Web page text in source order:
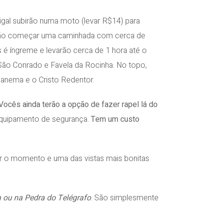
subirão numa moto (levar R$14) para
começar uma caminhada com cerca de
íngreme e levarão cerca de 1 hora até o
Conrado e Favela da Rocinha. No topo,
e o Cristo Redentor.
ainda terão a opção de fazer rapel lá do
de segurança. Tem um custo
momento e uma das vistas mais bonitas
na Pedra do Telégrafo. São simplesmente